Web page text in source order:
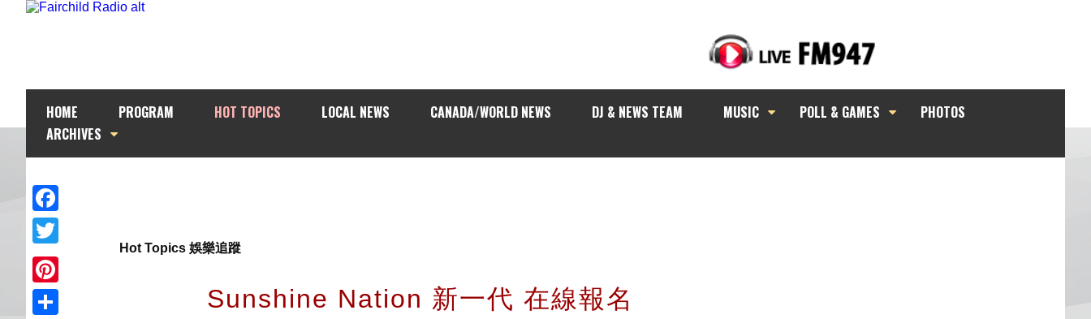
HOME PROGRAM HOT TOPICS LOCAL NEWS CANADA/WORLD NEWS DJ & NEWS TEAM MUSIC POLL & GAMES
PHOTOS
ARCHIVES
Facebook
Twitter
Pinterest
Hot Topics 娛樂追蹤
Sunshine Nation 新一代 在線報名